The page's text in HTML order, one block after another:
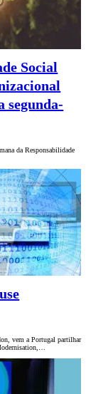
Social
segunda-
da Responsabilidade
vem a Portugal partilhar